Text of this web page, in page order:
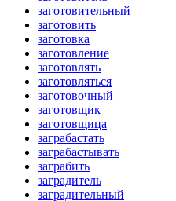
заготовительный
заготовить
заготовка
заготовление
заготовлять
заготовляться
заготовочный
заготовщик
заготовщица
заграбастать
заграбастывать
заграбить
заградитель
заградительный